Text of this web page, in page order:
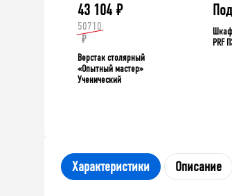
43 104 ₽
50710
₽
Верстак столярный
«Опытный мастер»
Ученический
PRF
Характеристики Описание